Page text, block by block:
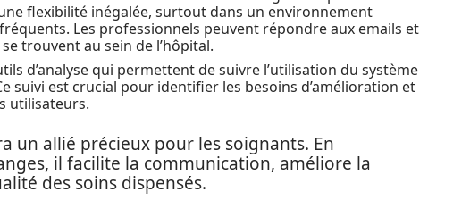
flexibilité inégalée, surtout dans un environnement
Les professionnels peuvent répondre aux emails et
trouvent au sein de l’hôpital.
d’analyse qui permettent de suivre l’utilisation du système
suivi est crucial pour identifier les besoins d’amélioration et
utilisateurs.
un allié précieux pour les soignants. En
il facilite la communication, améliore la
des soins dispensés.